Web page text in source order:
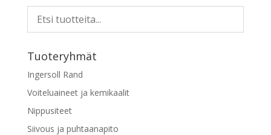
Tuoteryhmät
Ingersoll Rand
Voiteluaineet ja kemikaalit
Nippusiteet
Siivous ja puhtaanapito